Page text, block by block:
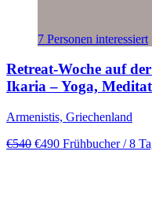
7 Personen interessiert
Retreat-Woche auf
Ikaria – Yoga,
Armenistis, Griechenland
€540 €490 Frühbucher / 8